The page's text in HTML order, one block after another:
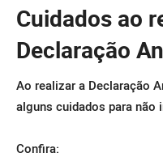
Cuidados ao
Declaração
Ao realizar a Declaração
alguns cuidados para não
Confira: